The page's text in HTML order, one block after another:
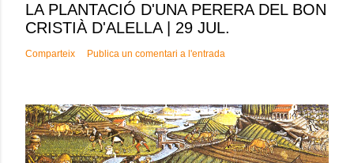
LA PLANTACIÓ D'UNA PERERA DEL BON
CRISTIÀ D'ALELLA | 29 JUL.
Comparteix Publica un comentari a l'entrada